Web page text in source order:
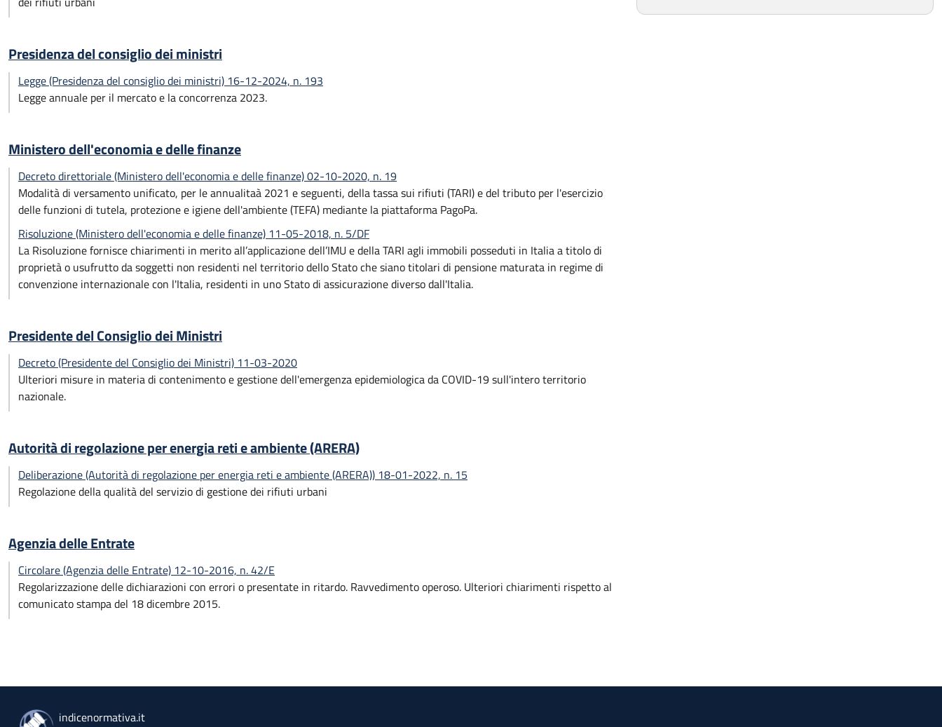
Presidenza del consiglio dei ministri
Legge (Presidenza del consiglio dei ministri) 16-12-2024, n. 193
Legge annuale per il mercato e la concorrenza 2023.
Ministero dell'economia e delle finanze
Decreto direttoriale (Ministero dell'economia e delle finanze) 02-10-2020, n. 19
Modalità di versamento unificato, per le annualitaà 2021 e seguenti, della tassa sui rifiuti (TARI) e del tributo per l'esercizio
delle funzioni di tutela, protezione e igiene dell'ambiente (TEFA) mediante la piattaforma PagoPa.
Risoluzione (Ministero dell'economia e delle finanze) 11-05-2018, n. 5/DF
La Risoluzione fornisce chiarimenti in merito all’applicazione dell’IMU e della TARI agli immobili posseduti in Italia a titolo di
proprietà o usufrutto da soggetti non residenti nel territorio dello Stato che siano titolari di pensione maturata in regime di
convenzione internazionale con l'Italia, residenti in uno Stato di assicurazione diverso dall'Italia.
Presidente del Consiglio dei Ministri
Decreto (Presidente del Consiglio dei Ministri) 11-03-2020
Ulteriori misure in materia di contenimento e gestione dell'emergenza epidemiologica da COVID-19 sull'intero territorio
nazionale.
Autorità di regolazione per energia reti e ambiente (ARERA)
Deliberazione (Autorità di regolazione per energia reti e ambiente (ARERA)) 18-01-2022, n. 15
Regolazione della qualità del servizio di gestione dei rifiuti urbani
Agenzia delle Entrate
Circolare (Agenzia delle Entrate) 12-10-2016, n. 42/E
Regolarizzazione delle dichiarazioni con errori o presentate in ritardo. Ravvedimento operoso. Ulteriori chiarimenti rispetto al
comunicato stampa del 18 dicembre 2015.
indicenormativa.it